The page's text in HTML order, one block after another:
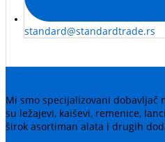
standard@standardtrade.rs
Mi smo specijalizovani dobavljač
su ležajevi, kaiševi, remenice,
širok asortiman alata i drugih